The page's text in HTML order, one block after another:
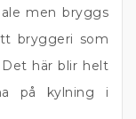
men bryggs
bryggeri som
Det här blir helt
på kylning i